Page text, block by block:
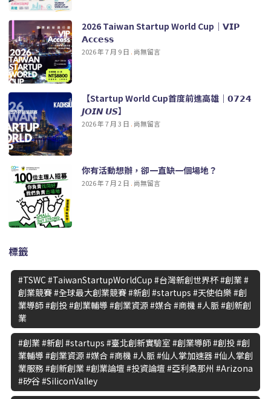
2026 Taiwan Startup World Cup｜𝗩𝗜𝗣
𝗔𝗰𝗰𝗲𝘀𝘀
2026 年 7 月 9 日 尚無留言
【Startup World Cup首度前進高雄｜𝟬𝟳𝟮𝟰
𝙅𝙊𝙄𝙉 𝙐𝙎】
2026 年 7 月 3 日 尚無留言
你有活動想辦，卻一直缺一個場地？
2026 年 7 月 2 日 尚無留言
標籤
#TSWC #TaiwanStartupWorldCup #台灣新創世界杯 #創業 #
創業競賽 #全球最大創業競賽 #新創 #startups #天使伯樂 #創
業導師 #創投 #創業輔導 #創業資源 #媒合 #商機 #人脈 #創新創
業
#創業 #新創 #startups #臺北創新實驗室 #創業導師 #創投 #創
業輔導 #創業資源 #媒合 #商機 #人脈 #仙人掌加速器 #仙人掌創
業服務 #創新創業 #創業論壇 #投資論壇 #亞利桑那州 #Arizona
#矽谷 #SiliconValley